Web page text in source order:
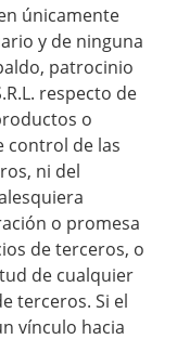
únicamente
y de ninguna
patrocinio
respecto de
o
control de las
ni del
o promesa
de terceros, o
de cualquier
terceros. Si el
vínculo hacia